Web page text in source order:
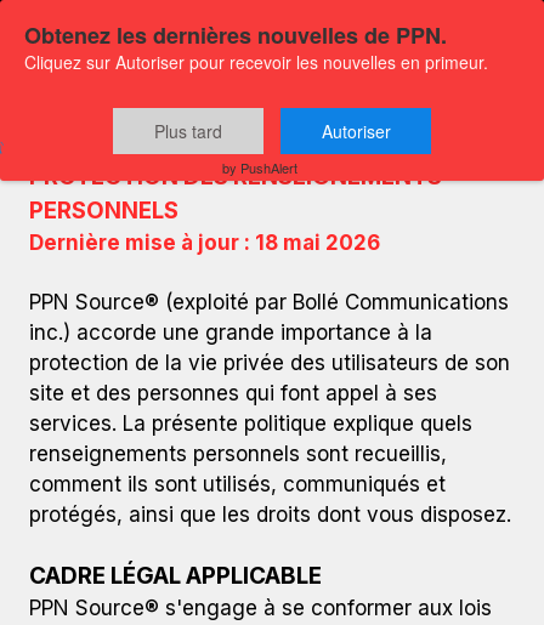
POLITIQUE DE CONFIDENTIALITÉ ET
PROTECTION DES RENSEIGNEMENTS
PERSONNELS
Dernière mise à jour : 18 mai 2026
PPN Source® (exploité par Bollé Communications
inc.) accorde une grande importance à la
protection de la vie privée des utilisateurs de son
site et des personnes qui font appel à ses
services. La présente politique explique quels
renseignements personnels sont recueillis,
comment ils sont utilisés, communiqués et
protégés, ainsi que les droits dont vous disposez.
CADRE LÉGAL APPLICABLE
PPN Source® s'engage à se conformer aux lois
Obtenez les dernières nouvelles de PPN.
Cliquez sur Autoriser pour recevoir les nouvelles en primeur.
Plus tard Autoriser
by PushAlert